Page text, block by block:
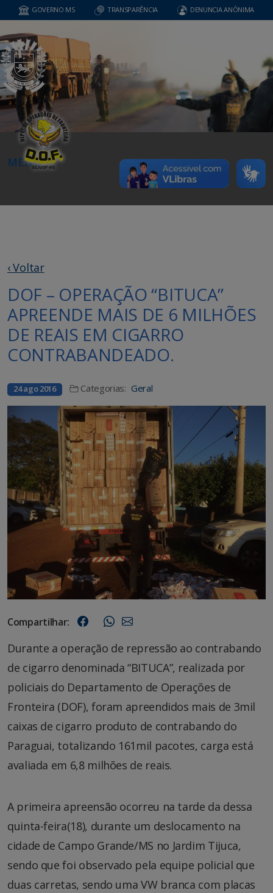
GOVERNO MS TRANSPARÊNCIA DENUNCIA ANÔNIMA
MENU
‹ Voltar
DOF – OPERAÇÃO “BITUCA”
APREENDE MAIS DE 6 MILHÕES
DE REAIS EM CIGARRO
CONTRABANDEADO.
24 ago 2016 Categorias: Geral
Compartilhar:
Durante a operação de repressão ao contrabando
de cigarro denominada “BITUCA”, realizada por
policiais do Departamento de Operações de
Fronteira (DOF), foram apreendidos mais de 3mil
caixas de cigarro produto de contrabando do
Paraguai, totalizando 161mil pacotes, carga está
avaliada em 6,8 milhões de reais.
A primeira apreensão ocorreu na tarde da dessa
quinta-feira(18), durante um deslocamento na
cidade de Campo Grande/MS no Jardim Tijuca,
sendo que foi observado pela equipe policial que
duas carretas, sendo uma VW branca com placas